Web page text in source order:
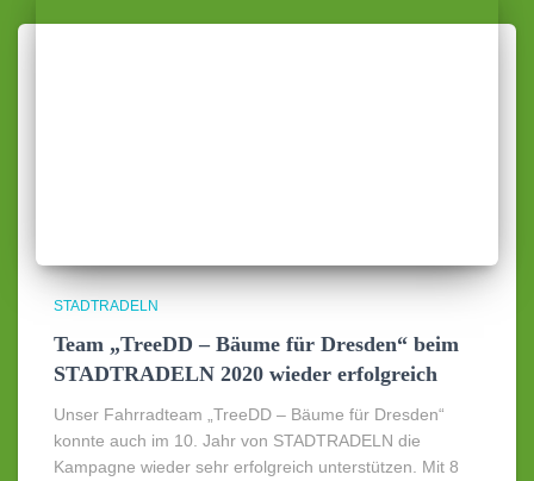
STADTRADELN
Team „TreeDD – Bäume für Dresden“ beim
STADTRADELN 2020 wieder erfolgreich
Unser Fahrradteam „TreeDD – Bäume für Dresden“
konnte auch im 10. Jahr von STADTRADELN die
Kampagne wieder sehr erfolgreich unterstützen. Mit 8